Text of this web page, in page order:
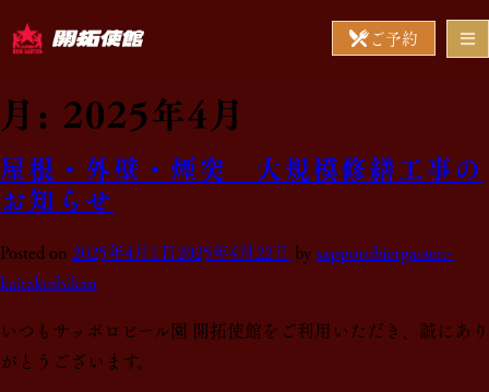
ご予約
月: 2025年4月
屋根・外壁・煙突 大規模修繕工事の
お知らせ
Posted on2025年4月1日2025年4月22日 bysapporobiergarten-
kaitakushikan
いつもサッポロビール園 開拓使館をご利用いただき、誠にあり
がとうございます。